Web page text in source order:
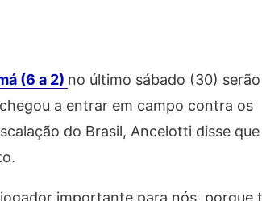
(6 a 2) no último sábado (30)
a entrar em campo contra os
do Brasil, Ancelotti disse que
importante para nós, porque